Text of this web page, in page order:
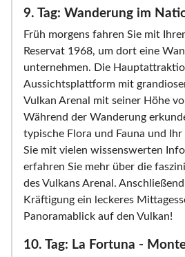
9. Tag: Wanderung im
Früh morgens fahren Sie mit
Reservat 1968, um dort eine
unternehmen. Die
Aussichtsplattform mit
Vulkan Arenal mit seiner Höhe
Während der Wanderung
typische Flora und Fauna und
Sie mit vielen wissenswerten
erfahren Sie mehr über die
des Vulkans Arenal.
Kräftigung ein leckeres
Panoramablick auf den Vulkan!
10. Tag: La Fortuna -